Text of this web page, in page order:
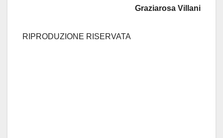
Graziarosa Villani
RIPRODUZIONE RISERVATA